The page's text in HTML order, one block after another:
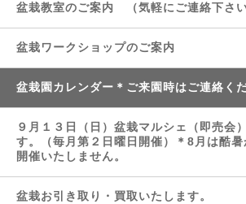
盆栽教室のご案内 （気軽にご連絡下さい
盆栽ワークショップのご案内
盆栽園カレンダー＊ご来園時はご連絡く
９月１３日（日）盆栽マルシェ（即売会
す。（毎月第２日曜日開催）＊8月は酷
開催いたしません。
盆栽お引き取り・買取いたします。